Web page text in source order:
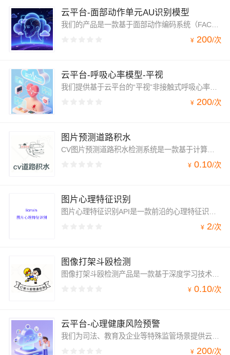
云平台-面部动作单元AU识别模型
我们的产品是一款基于面部动作编码系统（FACS）的AU识别API接口，能通过视频自动检测并量化面部44个动作单元的独立或组合活动，为情绪识别、微表情分析及行为科学研究提供最客观、精细的肌肉运动级数据基础。
¥ 200/次
云平台-呼吸心率模型-平视
我们提供基于云平台的“平视”非接触式呼吸心率监测模型，通过普通摄像头实时、无感地测量用户的生命体征，并将数据同步至云端进行分析与长期健康追踪。
¥ 200/次
图片预测道路积水
CV图片预测道路积水检测系统是一款基于计算机视觉（CV）技术的创新产品，专门用于对道路积水进行快速、准确的检测。该系统利用先进的图像识别和深度学习算法，对道路实时拍摄的图片进行分析，预测并识别出积水区域，为交通管理部门提供有力的决策支持，保障道路交通的安全与顺畅。
¥ 0.10/次
图片心理特征识别
¥ 2/次
图像打架斗殴检测
图像打架斗殴检测产品是一款基于深度学习技术的高效智能监控解决方案，专注于实时监测和分析监控视频中的打架斗殴事件。通过对视频画面的精准识别和行为模式分析，本产品能够迅速发现并定位打架斗殴行为，为安全管理提供强有力的支持。
¥ 0.10/次
云平台-心理健康风险预警
我们为司法、教育及企业等特殊监管场景提供云端心理健康风险预警API接口，通过多模态数据（视频、文本）对个体的心理风险（如抑郁、焦虑、极端情绪）进行非接触式实时评估，并输出结构化预警信号，帮助客户实现主动干预与科学管理。本回答由 AI 生成，内容仅供参考，请仔
¥ 200/次